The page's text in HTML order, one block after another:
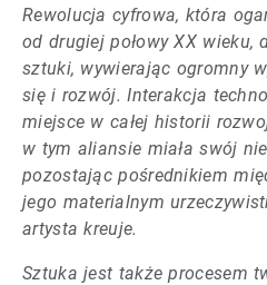
Rewolucja cyfrowa, która
od drugiej połowy XX wieku,
sztuki, wywierając ogromny
się i rozwój. Interakcja
miejsce w całej historii
w tym aliansie miała swój
pozostając pośrednikiem
jego materialnym
artysta kreuje.
Sztuka jest także procesem